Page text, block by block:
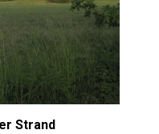
Strand